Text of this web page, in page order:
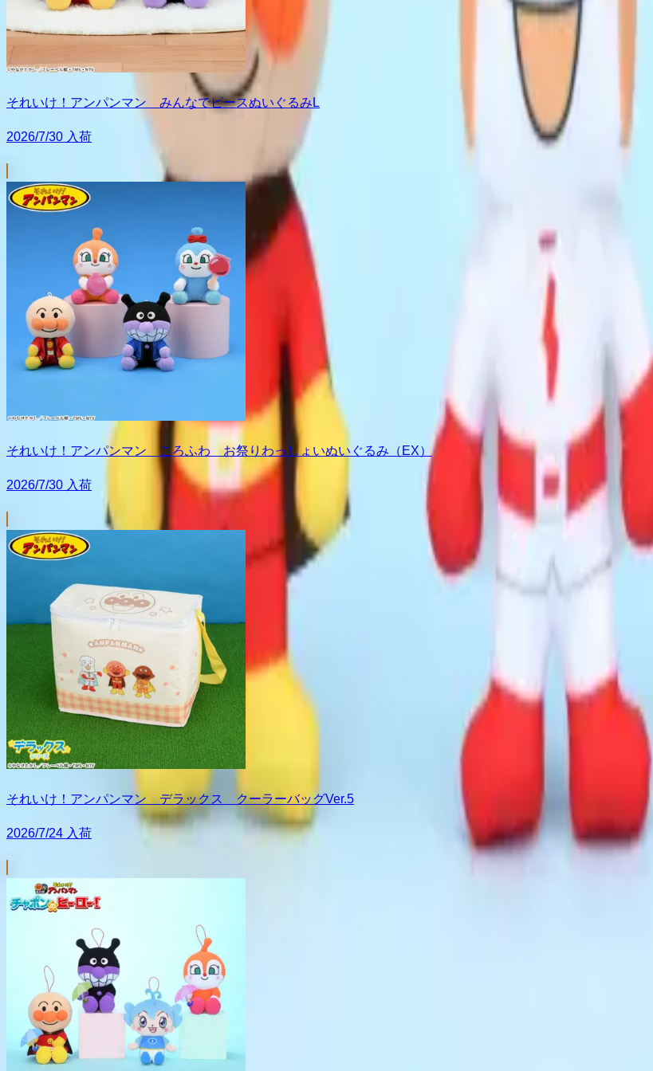
それいけ！アンパンマン みんなでピースぬいぐるみL
2026/7/30 入荷
それいけ！アンパンマン ころふわ お祭りわっしょいぬいぐるみ（EX）
2026/7/30 入荷
それいけ！アンパンマン デラックス クーラーバッグVer.5
2026/7/24 入荷